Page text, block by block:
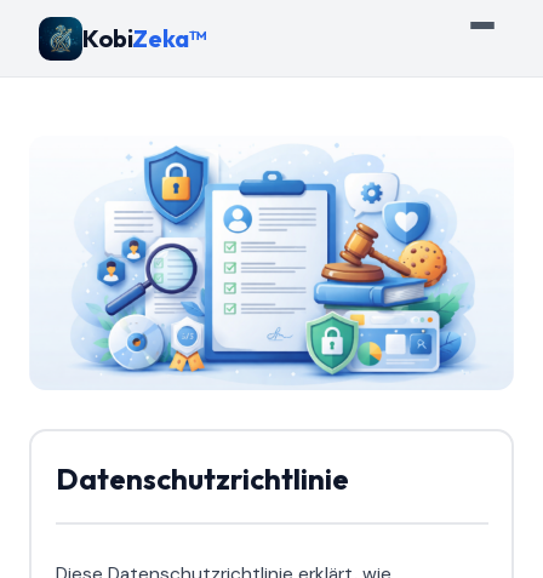
KobiZeka™
Datenschutzrichtlinie